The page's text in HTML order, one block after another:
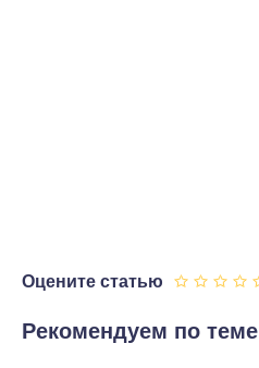
Оцените статью
Рекомендуем по теме